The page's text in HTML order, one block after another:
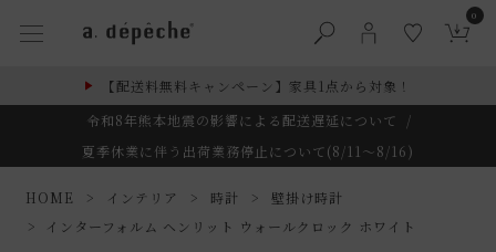
0
【配送料無料キャンペーン】家具1点から対象！
令和8年熊本地震の影響による配送遅延について
/
夏季休業に伴う出荷業務停止について(8/11～8/16)
HOME インテリア 時計
壁掛け時計
インターフォルム ヘンリット ウォールクロック ホワイト